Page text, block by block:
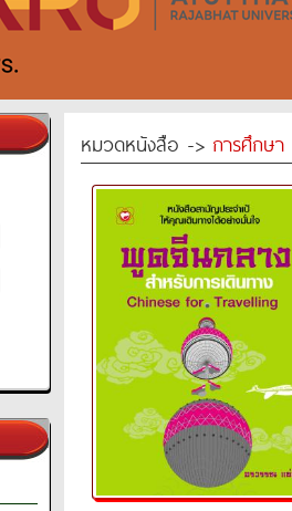
หมวดหนังสือ -> การศึกษา